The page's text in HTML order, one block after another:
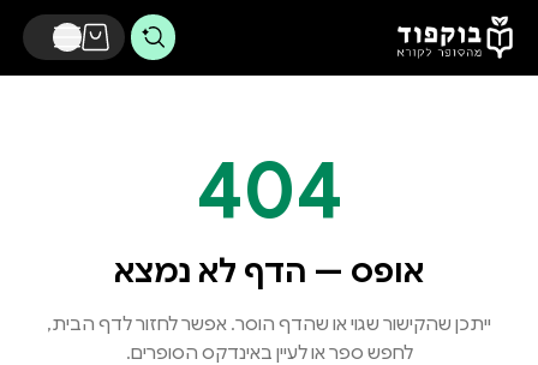
דלג לתוכן הראשי
404
אופס — הדף לא נמצא
ייתכן שהקישור שגוי או שהדף הוסר. אפשר לחזור לדף הבית,
לחפש ספר או לעיין באינדקס הסופרים.